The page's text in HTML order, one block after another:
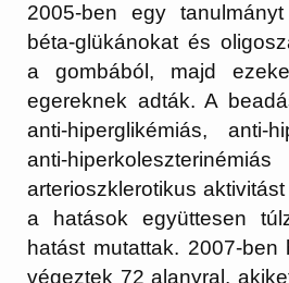
2005-ben egy
béta-glükánokat és
a gombából, majd
egereknek adták. A
anti-hiperglikémiás, anti-
anti-
arterioszklerotikus
a hatások együttesen
hatást mutattak. 2007-ben
végeztek 72 alanyral,